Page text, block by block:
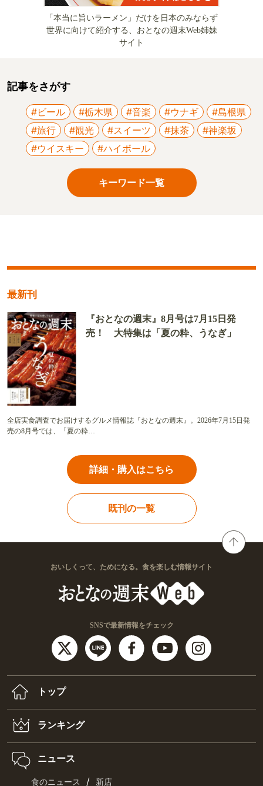
「本当に旨いラーメン」だけを日本のみならず
世界に向けて紹介する、おとなの週末Web姉妹
サイト
記事をさがす
#ビール #栃木県 #音楽 #ウナギ
#島根県
#旅行
#観光 #スイーツ #抹茶
#神楽坂
#ウイスキー
#ハイボール
キーワード一覧
最新刊
『おとなの週末』8月号は7月15日発
売！ 大特集は「夏の粋、うなぎ」
全店実食調査でお届けするグルメ情報誌『おとなの週末』。2026年7月15日発
売の8月号では、「夏の粋…
詳細・購入はこちら
既刊の一覧
おいしくって、ためになる。食を楽しむ情報サイト
SNSで最新情報をチェック
トップ
ランキング
ニュース
食のニュース / 新店